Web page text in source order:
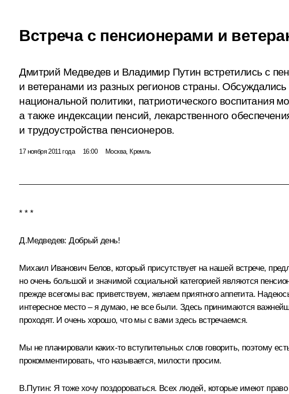
Встреча с пенсионерами и
Дмитрий Медведев и Владимир Путин встретились с
и ветеранами из разных регионов страны.
национальной политики, патриотического воспитания
а также индексации пенсий, лекарственного
и трудоустройства пенсионеров.
17 ноября 2011 года 16:00 Москва, Кремль
* * *
Д.Медведев:Добрый день!
Михаил Иванович Белов, который присутствует на нашей встрече,
но очень большой и значимой социальной категорией являются
прежде всегомы вас приветствуем, желаем приятного аппетита.
интересное место – я думаю, не все были. Здесь принимаются
проходят. И очень хорошо, что мы с вами здесь встречаемся.
Мы не планировали каких‑то вступительных слов говорить, поэтому
прокомментировать, что называется, милости просим.
В.Путин: Я тоже хочу поздороваться. Всех людей, которые имеют